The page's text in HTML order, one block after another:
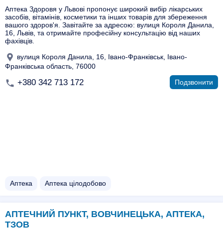
Аптека Здоровя у Львові пропонує широкий вибір лікарських
засобів, вітамінів, косметики та інших товарів для збереження
вашого здоров'я. Завітайте за адресою: вулиця Короля Данила,
16, Львів, та отримайте професійну консультацію від наших
фахівців.
вулиця Короля Данила, 16, Івано-Франківськ, Івано-
Франківська область, 76000
+380 342 713 172 Подзвонити
Аптека Аптека цілодобово
АПТЕЧНИЙ ПУНКТ, ВОВЧИНЕЦЬКА, АПТЕКА,
ТЗОВ